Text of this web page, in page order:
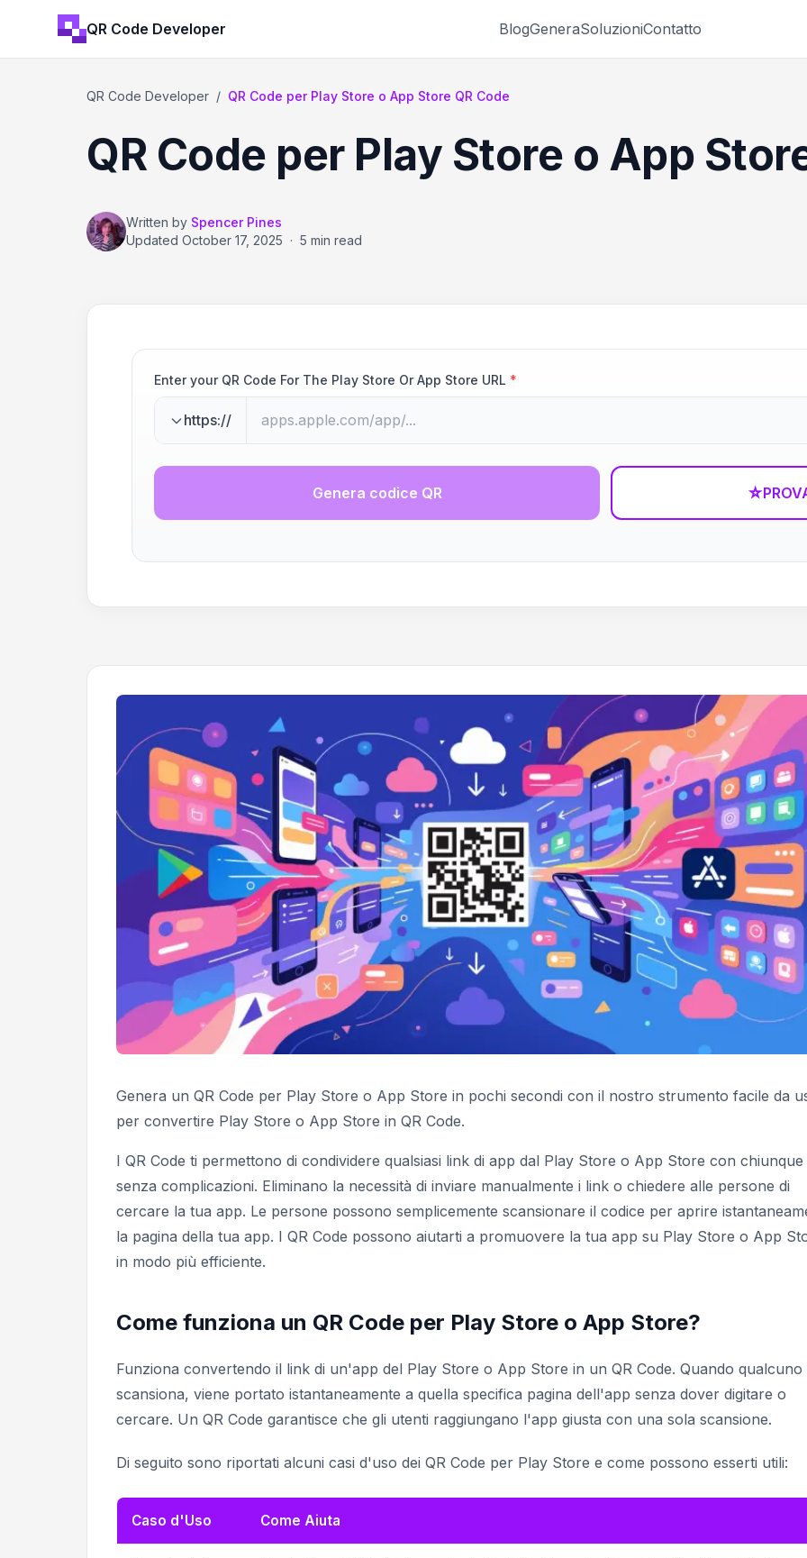
QR Code Developer BlogGeneraSoluzioniContatto
QR Code Developer / QR Code per Play Store o App Store QR Code
QR Code per Play Store o App
Written by Spencer Pines
Updated October 17, 2025 · 5 min read
Enter your QR Code For The Play Store Or App Store URL *
https://
Genera codice QR ☆
Genera un QR Code per Play Store o App Store in pochi secondi con il nostro strumento facile da
per convertire Play Store o App Store in QR Code.
I QR Code ti permettono di condividere qualsiasi link di app dal Play Store o App Store con chiunque
senza complicazioni. Eliminano la necessità di inviare manualmente i link o chiedere alle persone di
cercare la tua app. Le persone possono semplicemente scansionare il codice per aprire
la pagina della tua app. I QR Code possono aiutarti a promuovere la tua app su Play Store o App
in modo più efficiente.
Come funziona un QR Code per Play Store o App Store?
Funziona convertendo il link di un'app del Play Store o App Store in un QR Code. Quando qualcuno
scansiona, viene portato istantaneamente a quella specifica pagina dell'app senza dover digitare o
cercare. Un QR Code garantisce che gli utenti raggiungano l'app giusta con una sola scansione.
Di seguito sono riportati alcuni casi d'uso dei QR Code per Play Store e come possono esserti utili:
Caso d'Uso Come Aiuta